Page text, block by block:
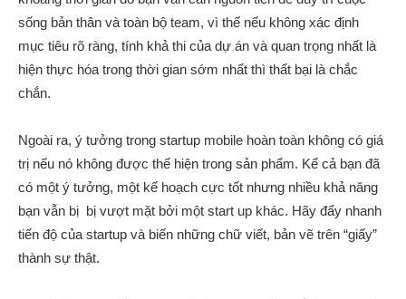
sống bản thân và toàn bộ team, vì thế nếu không xác định
mục tiêu rõ ràng, tính khả thi của dự án và quan trọng nhất là
hiện thực hóa trong thời gian sớm nhất thì thất bại là chắc
chắn.
Ngoài ra, ý tưởng trong startup mobile hoàn toàn không có giá
trị nếu nó không được thể hiện trong sản phẩm. Kể cả bạn đã
có một ý tưởng, một kế hoạch cực tốt nhưng nhiều khả năng
bạn vẫn bị bị vượt mặt bởi một start up khác. Hãy đẩy nhanh
tiến độ của startup và biến những chữ viết, bản vẽ trên “giấy”
thành sự thật.